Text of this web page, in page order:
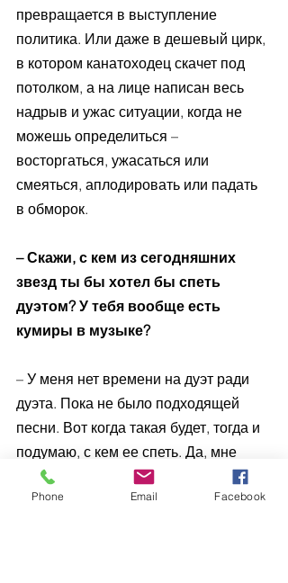
превращается в выступление
политика. Или даже в дешевый цирк,
в котором канатоходец скачет под
потолком, а на лице написан весь
надрыв и ужас ситуации, когда не
можешь определиться –
восторгаться, ужасаться или
смеяться, аплодировать или падать
в обморок.
– Скажи, с кем из сегодняшних
звезд ты бы хотел бы спеть
дуэтом? У тебя вообще есть
кумиры в музыке?
– У меня нет времени на дуэт ради
дуэта. Пока не было подходящей
песни. Вот когда такая будет, тогда и
подумаю, с кем ее спеть. Да, мне
нравятся разные исполнители. Но
зачем петь с ними в дуэте просто
Phone Email Facebook